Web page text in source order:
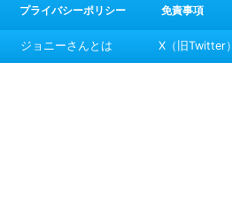
プライバシーポリシー
免責事項
ジョニーさんとは X（旧Twitter）